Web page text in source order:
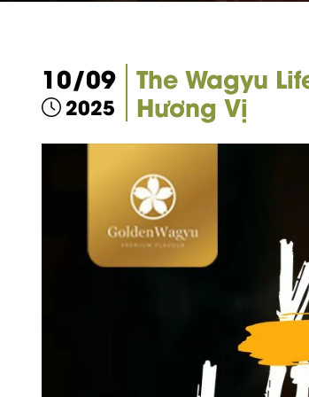
10/09
2025
The Wagyu
Hương Vị